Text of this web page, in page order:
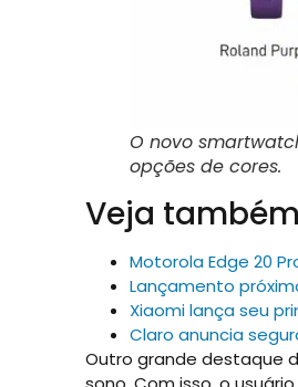
O novo
opções de cores.
Veja
Motorola Edge 20
Lançamento
Xiaomi lança seu
Claro anuncia
Outro grande destaque